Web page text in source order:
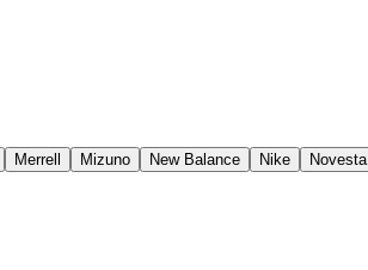
Merrell Mizuno New Balance Nike Novesta